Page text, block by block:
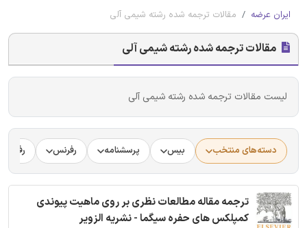
ایران عرضه مقالات ترجمه شده رشته شیمی آلی
مقالات ترجمه شده رشته شیمی آلی
لیست مقالات ترجمه شده رشته شیمی آلی
دسته‌های منتخب بیس پرسشنامه رفرنس
ترجمه مقاله مطالعات نظری بر روی ماهیت پیوندی
کمپلکس های حفره سیگما - نشریه الزویر